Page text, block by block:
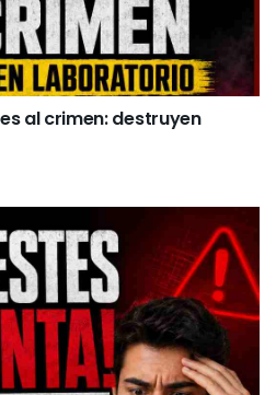
al crimen: destruyen